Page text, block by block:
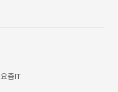
요즘IT